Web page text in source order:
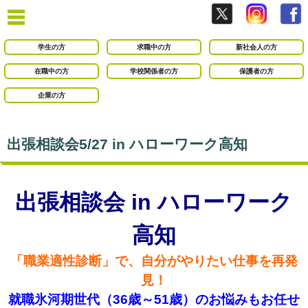
学生の方 求職中の方 新社会人の方
在職中の方 学校関係者の方 保護者の方
企業の方
出張相談会5/27 in ハローワーク高知
出張相談会 in ハローワーク
高知
「職業適性診断」で、自分がやりたい仕事を再発
見！
就職氷河期世代（36歳～51歳）のお悩みもお任せ